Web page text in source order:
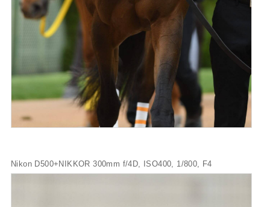
Nikon D500+NIKKOR 300mm f/4D, ISO400, 1/800, F4